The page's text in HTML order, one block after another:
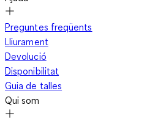
Preguntes freqüents
Lliurament
Devolució
Disponibilitat
Guia de talles
Qui som